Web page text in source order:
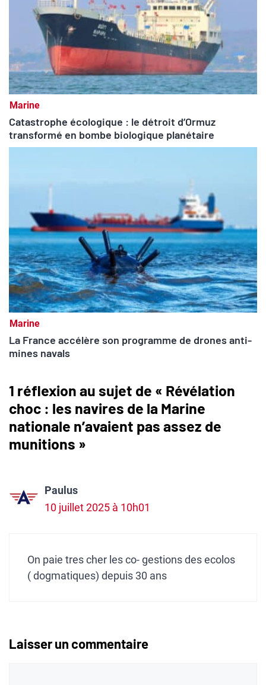
Marine
Catastrophe écologique : le détroit d’Ormuz
transformé en bombe biologique planétaire
Marine
La France accélère son programme de drones anti-
mines navals
1 réflexion au sujet de « Révélation
choc : les navires de la Marine
nationale n’avaient pas assez de
munitions »
Paulus
10 juillet 2025 à 10h01
On paie tres cher les co- gestions des ecolos
( dogmatiques) depuis 30 ans
Laisser un commentaire